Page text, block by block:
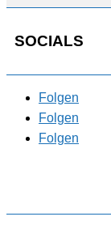
SOCIALS
Folgen
Folgen
Folgen